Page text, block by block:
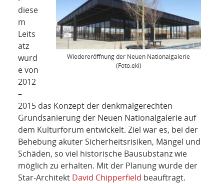
NETZWERK
SPONSORING
KONTAKT
Wiedereröffnung der Neuen Nationalgalerie
(Foto:eki)
diese
m
Leits
atz
wurd
e von
2012
–
2015 das Konzept der denkmalgerechten
Grundsanierung der Neuen Nationalgalerie auf
dem Kulturforum entwickelt. Ziel war es, bei der
Behebung akuter Sicherheitsrisiken, Mängel und
Schäden, so viel historische Bausubstanz wie
möglich zu erhalten. Mit der Planung wurde der
Star-Architekt David Chipperfield beauftragt.